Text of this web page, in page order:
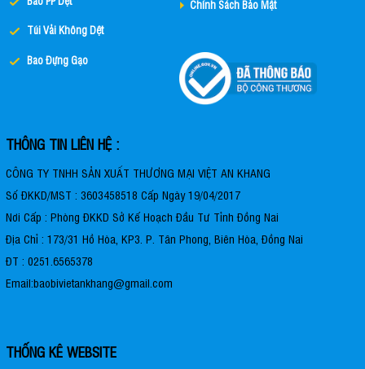
Túi Vải Không Dệt
Bao Đựng Gạo
Chính Sách Bảo Mật
THÔNG TIN LIÊN HỆ :
CÔNG TY TNHH SẢN XUẤT THƯƠNG MẠI VIỆT AN KHANG
Số ĐKKD/MST : 3603458518 Cấp Ngày 19/04/2017
Nơi Cấp : Phòng ĐKKD Sở Kế Hoạch Đầu Tư Tỉnh Đồng Nai
Địa Chỉ : 173/31 Hồ Hòa, KP3. P. Tân Phong, Biên Hòa, Đồng Nai
ĐT : 0251.6565378
Email:baobivietankhang@gmail.com
THỐNG KÊ WEBSITE